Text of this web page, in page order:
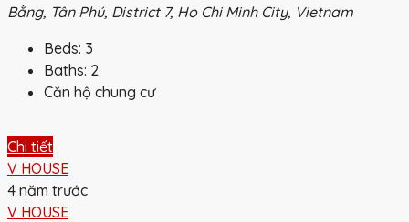
Bằng, Tân Phú, District 7, Ho Chi Minh City, Vietnam
Beds: 3
Baths: 2
Căn hộ chung cư
Chi tiết
V HOUSE
4 năm trước
V HOUSE